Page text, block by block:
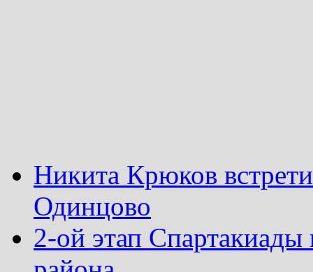
Никита Крюков
Одинцово
2-ой этап